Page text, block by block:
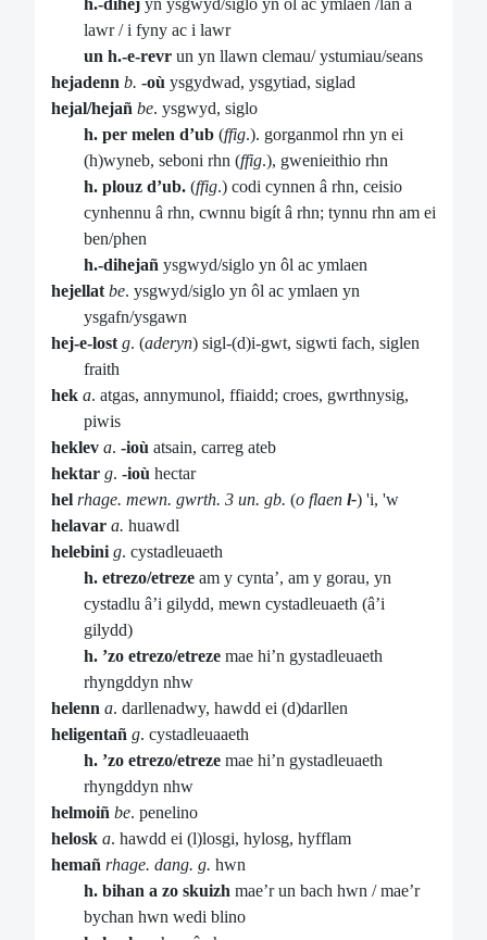
h.-dihej yn ysgwyd/siglo yn ôl ac ymlaen /lan a
lawr / i fyny ac i lawr
un h.-e-revr un yn llawn clemau/ ystumiau/seans
hejadenn b. -où ysgydwad, ysgytiad, siglad
hejal/hejañ be. ysgwyd, siglo
h. per melen d’ub (ffig.). gorganmol rhn yn ei
(h)wyneb, seboni rhn (ffig.), gwenieithio rhn
h. plouz d’ub. (ffig.) codi cynnen â rhn, ceisio
cynhennu â rhn, cwnnu bigít â rhn; tynnu rhn am ei
ben/phen
h.-dihejañ ysgwyd/siglo yn ôl ac ymlaen
hejellat be. ysgwyd/siglo yn ôl ac ymlaen yn
ysgafn/ysgawn
hej-e-lost g. (aderyn) sigl-(d)i-gwt, sigwti fach, siglen
fraith
hek a. atgas, annymunol, ffiaidd; croes, gwrthnysig,
piwis
heklev a. -ioù atsain, carreg ateb
hektar g. -ioù hectar
hel rhage. mewn. gwrth. 3 un. gb. (o flaen l-) 'i, 'w
helavar a. huawdl
helebini g. cystadleuaeth
h. etrezo/etreze am y cynta’, am y gorau, yn
cystadlu â’i gilydd, mewn cystadleuaeth (â’i
gilydd)
h. ’zo etrezo/etreze mae hi’n gystadleuaeth
rhyngddyn nhw
helenn a. darllenadwy, hawdd ei (d)darllen
heligentañ g. cystadleuaaeth
h. ’zo etrezo/etreze mae hi’n gystadleuaeth
rhyngddyn nhw
helmoiñ be. penelino
helosk a. hawdd ei (l)losgi, hylosg, hyfflam
hemañ rhage. dang. g. hwn
h. bihan a zo skuizh mae’r un bach hwn / mae’r
bychan hwn wedi blino